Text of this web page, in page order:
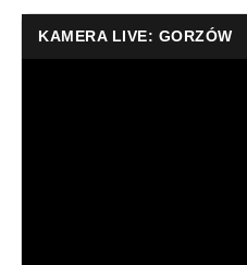
KAMERA LIVE: GORZÓW